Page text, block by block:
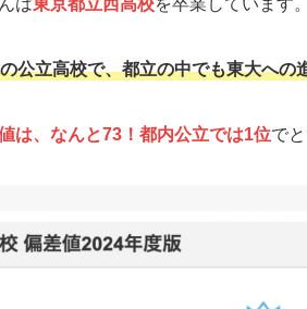
公立高校で、都立の中でも東大への
は、なんと73！都内公立では1位で